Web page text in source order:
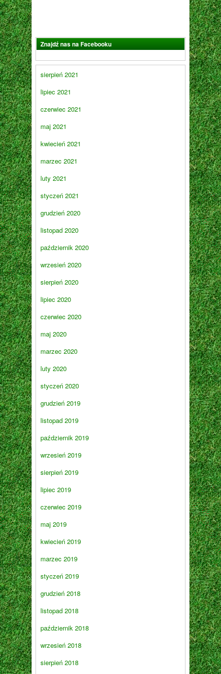
Znajdź nas na Facebooku
sierpień 2021
lipiec 2021
czerwiec 2021
maj 2021
kwiecień 2021
marzec 2021
luty 2021
styczeń 2021
grudzień 2020
listopad 2020
październik 2020
wrzesień 2020
sierpień 2020
lipiec 2020
czerwiec 2020
maj 2020
marzec 2020
luty 2020
styczeń 2020
grudzień 2019
listopad 2019
październik 2019
wrzesień 2019
sierpień 2019
lipiec 2019
czerwiec 2019
maj 2019
kwiecień 2019
marzec 2019
styczeń 2019
grudzień 2018
listopad 2018
październik 2018
wrzesień 2018
sierpień 2018